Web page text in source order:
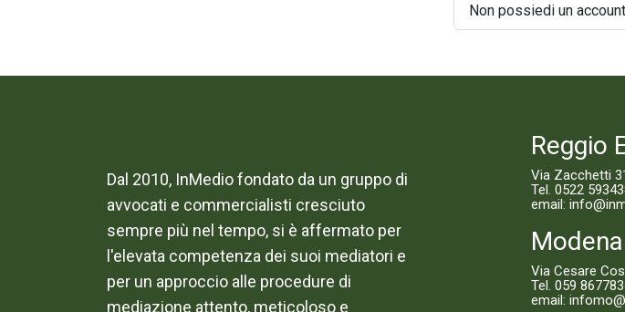
Non possiedi un
Dal 2010, InMedio fondato da un gruppo di
avvocati e commercialisti cresciuto
sempre più nel tempo, si è affermato per
l'elevata competenza dei suoi mediatori e
per un approccio alle procedure di
mediazione attento, meticoloso e
Reggio
Via Zacchetti
Tel. 0522
email:
Modena
Via Cesare
Tel. 059
email: